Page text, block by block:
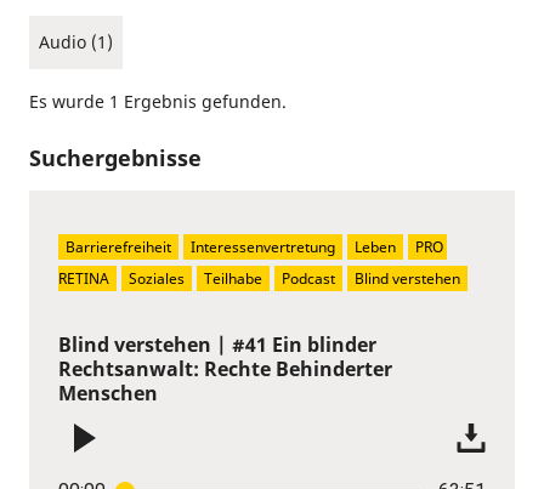
Audio (1)
Es wurde 1 Ergebnis gefunden.
Suchergebnisse
Blind verstehen | #41 Ein blinder
Rechtsanwalt: Rechte Behinderter
Menschen
Barrierefreiheit Interessenvertretung Leben
PRO
RETINA
Soziales Teilhabe Podcast Blind verstehen